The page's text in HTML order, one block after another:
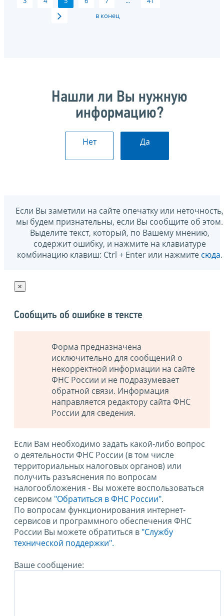
в конец
Нашли ли Вы нужную
информацию?
Нет Да
Если Вы заметили на сайте опечатку или неточность,
мы будем признательны, если Вы сообщите об этом.
Выделите текст, который, по Вашему мнению,
содержит ошибку, и нажмите на клавиатуре
комбинацию клавиш: Ctrl + Enter или нажмите сюда.
×
Сообщить об ошибке в тексте
Форма предназначена
исключительно для сообщений о
некорректной информации на сайте
ФНС России и не подразумевает
обратной связи. Информация
направляется редактору сайта ФНС
России для сведения.
Если Вам необходимо задать какой-либо вопрос
о деятельности ФНС России (в том числе
территориальных налоговых органов) или
получить разъяснения по вопросам
налогообложения - Вы можете воспользоваться
сервисом "Обратиться в ФНС России".
По вопросам функционирования интернет-
сервисов и программного обеспечения ФНС
России Вы можете обратиться в "Службу
технической поддержки".
Ваше сообщение: